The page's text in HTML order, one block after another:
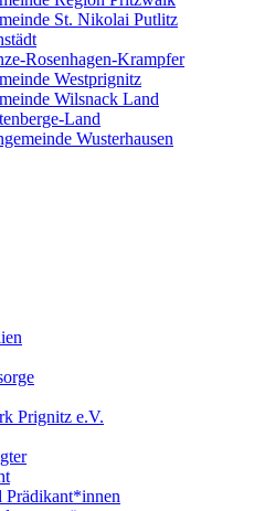
St. Nikolai Putlitz
Rosenhagen-Krampfer
Westprignitz
Wilsnack Land
Land
Wusterhausen
Prignitz e.V.